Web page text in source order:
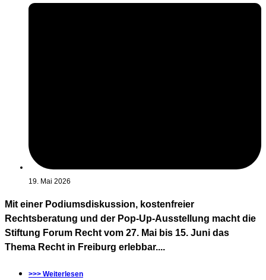
19. Mai 2026
Mit einer Podiumsdiskussion, kostenfreier
Rechtsberatung und der Pop-Up-Ausstellung macht die
Stiftung Forum Recht vom 27. Mai bis 15. Juni das
Thema Recht in Freiburg erlebbar....
>>> Weiterlesen